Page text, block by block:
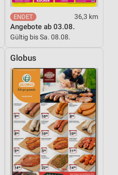
36,3 km
Angebote ab 03.08.
Gültig bis Sa. 08.08.
Globus